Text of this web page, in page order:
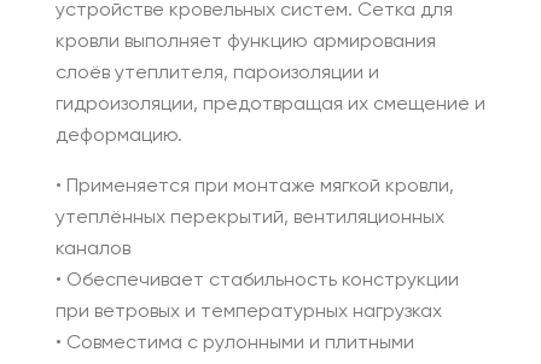
устройстве кровельных систем. Сетка для
кровли выполняет функцию армирования
слоёв утеплителя, пароизоляции и
гидроизоляции, предотвращая их смещение и
деформацию.
• Применяется при монтаже мягкой кровли,
утеплённых перекрытий, вентиляционных
каналов
• Обеспечивает стабильность конструкции
при ветровых и температурных нагрузках
• Совместима с рулонными и плитными